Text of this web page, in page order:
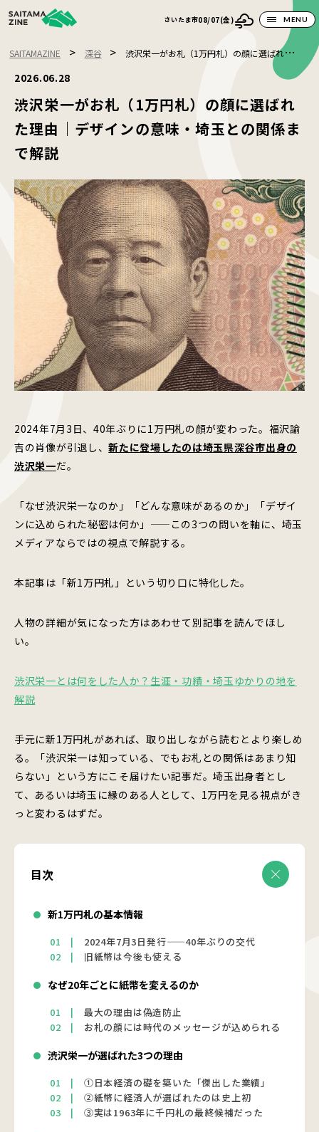
さいたま市08/07(金) MENU
SAITAMAZINE > 深谷 >
渋沢栄一がお札（1万円札）の顔に選ばれた理
由｜デザインの意味・埼玉との関係まで解説
2026.06.28
渋沢栄一がお札（1万円札）の顔に選ばれ
た理由｜デザインの意味・埼玉との関係ま
で解説
2024年7月3日、40年ぶりに1万円札の顔が変わった。福沢諭
吉の肖像が引退し、新たに登場したのは埼玉県深谷市出身の
渋沢栄一だ。
「なぜ渋沢栄一なのか」「どんな意味があるのか」「デザイ
ンに込められた秘密は何か」——この3つの問いを軸に、埼玉
メディアならではの視点で解説する。
本記事は「新1万円札」という切り口に特化した。
人物の詳細が気になった方はあわせて別記事を読んでほし
い。
渋沢栄一とは何をした人か？生涯・功績・埼玉ゆかりの地を
解説
手元に新1万円札があれば、取り出しながら読むとより楽しめ
る。「渋沢栄一は知っている、でもお札との関係はあまり知
らない」という方にこそ届けたい記事だ。埼玉出身者とし
て、あるいは埼玉に縁のある人として、1万円を見る視点がき
っと変わるはずだ。
目次
新1万円札の基本情報
2024年7月3日発行——40年ぶりの交代
旧紙幣は今後も使える
なぜ20年ごとに紙幣を変えるのか
最大の理由は偽造防止
お札の顔には時代のメッセージが込められる
渋沢栄一が選ばれた3つの理由
①日本経済の礎を築いた「傑出した業績」
②紙幣に経済人が選ばれたのは史上初
③実は1963年に千円札の最終候補だった